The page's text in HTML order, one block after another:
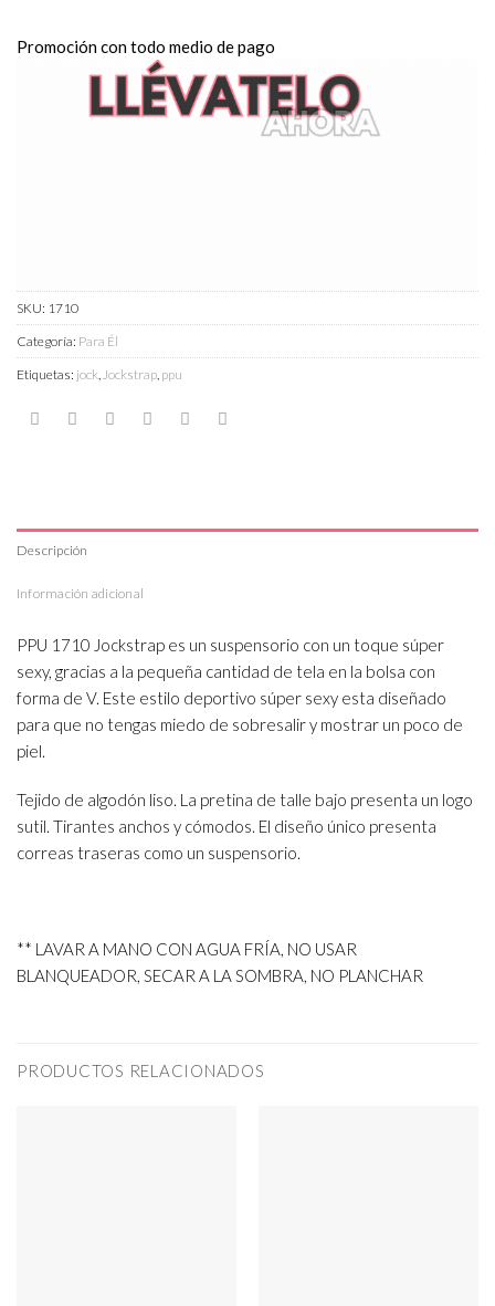
Promoción con todo medio de pago
SKU: 1710
Categoría: Para Él
Etiquetas: jock Jockstrap ppu
Descripción
Información adicional
PPU 1710 Jockstrap es un suspensorio con un toque súper
sexy, gracias a la pequeña cantidad de tela en la bolsa con
forma de V. Este estilo deportivo súper sexy esta diseñado
para que no tengas miedo de sobresalir y mostrar un poco de
piel.
Tejido de algodón liso. La pretina de talle bajo presenta un logo
sutil. Tirantes anchos y cómodos. El diseño único presenta
correas traseras como un suspensorio.
** LAVAR A MANO CON AGUA FRÍA, NO USAR
BLANQUEADOR, SECAR A LA SOMBRA, NO PLANCHAR
PRODUCTOS RELACIONADOS